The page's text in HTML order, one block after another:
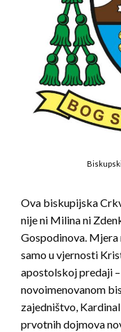
Ova biskupijska
nije ni Milina ni
Gospodinova.
samo u vjernosti
apostolskoj predaji
novoimenovanom
zajedništvo,
prvotnih dojmova